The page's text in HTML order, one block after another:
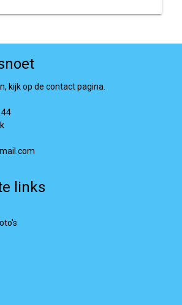
kijk op de contact pagina.
links